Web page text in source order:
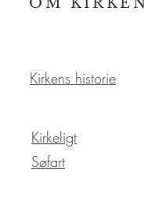
Kirkens historie
Kirkeligt
Søfart